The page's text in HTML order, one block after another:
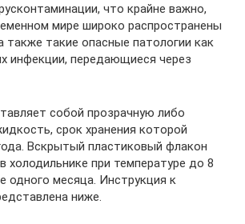
что крайне важно,
мире широко распространены
также такие опасные патологии как
инфекции, передающиеся через
собой прозрачную либо
срок хранения которой
Вскрытый пластиковый флакон
холодильнике при температуре до 8
одного месяца. Инструкция к
ниже.